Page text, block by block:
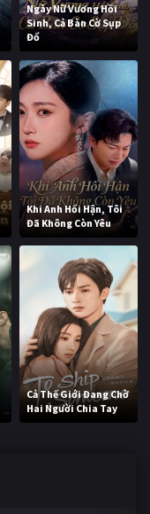
Ngày Nữ Vương Hồi
Sinh, Cả Bàn Cờ Sụp
Đổ
Khi Anh Hối Hận, Tôi
Đã Không Còn Yêu
Cả Thế Giới Đang Chờ
Hai Người Chia Tay